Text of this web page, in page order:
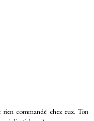
commandé chez eux. Ton